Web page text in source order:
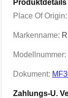
Produktdetails
Place Of Origin:
Markenname:
Modellnummer:
Dokument:
Zahlungs-U.